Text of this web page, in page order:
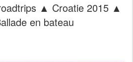
▲ Croatie 2015 ▲
en bateau